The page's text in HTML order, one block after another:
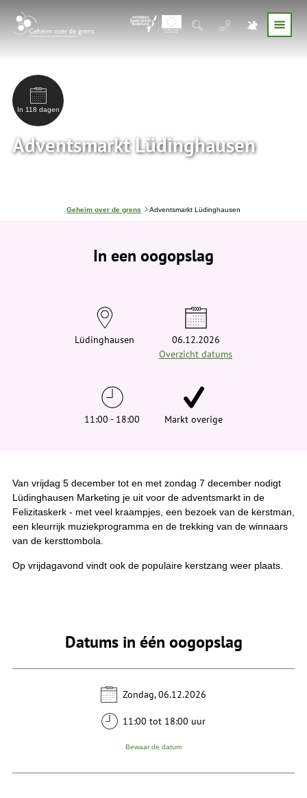
In 118 dagen
Adventsmarkt Lüdinghausen
J
Geheim over de grens Adventsmarkt Lüdinghausen
In een oogopslag
Lüdinghausen
06.12.2026
Overzicht datums
11:00 - 18:00 Markt overige
Van vrijdag 5 december tot en met zondag 7 december nodigt
Lüdinghausen Marketing je uit voor de adventsmarkt in de
Felizitaskerk - met veel kraampjes, een bezoek van de kerstman,
een kleurrijk muziekprogramma en de trekking van de winnaars
van de kersttombola.
Op vrijdagavond vindt ook de populaire kerstzang weer plaats.
Datums in één oogopslag
Zondag, 06.12.2026
11:00 tot 18:00 uur
Bewaar de datum